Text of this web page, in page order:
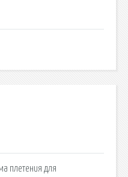
плетения для